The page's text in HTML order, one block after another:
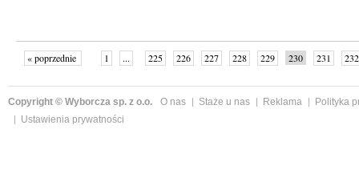
« poprzednie 1 ... 225 226 227 228 229 230 231
232
Copyright © Wyborcza sp. z o.o. O nas Staże u nas Reklama
Polityka
Ustawienia prywatności